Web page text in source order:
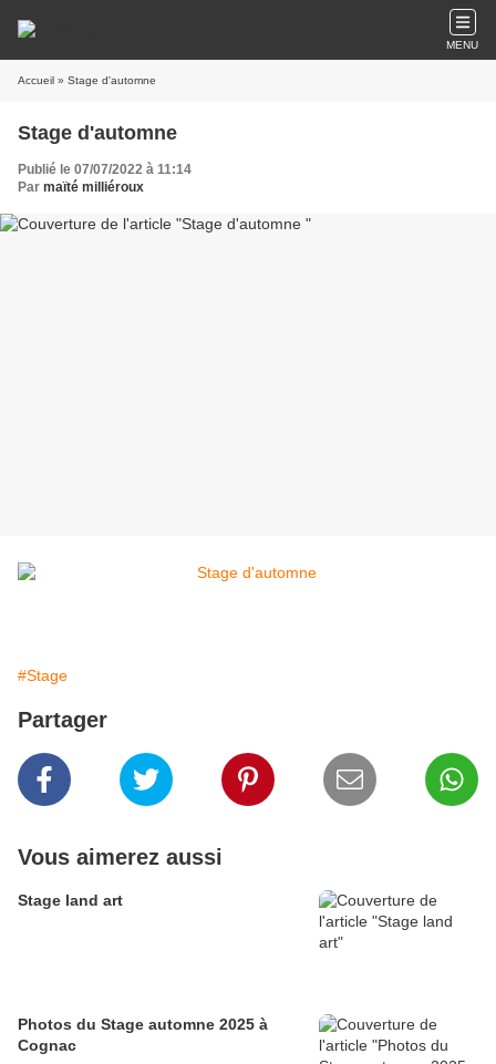
MENU
Accueil » Stage d'automne
Stage d'automne
Publié le 07/07/2022 à 11:14
Par maïté milliéroux
#Stage
Partager
Vous aimerez aussi
Stage land art
Photos du Stage automne 2025 à
Cognac